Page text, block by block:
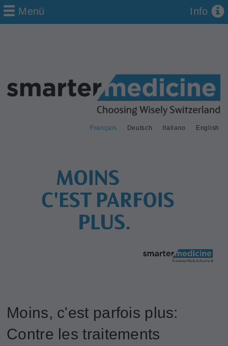
Deutsch
Français Italiano English
Menü Info
Moins, c'est parfois plus:
Contre les traitements